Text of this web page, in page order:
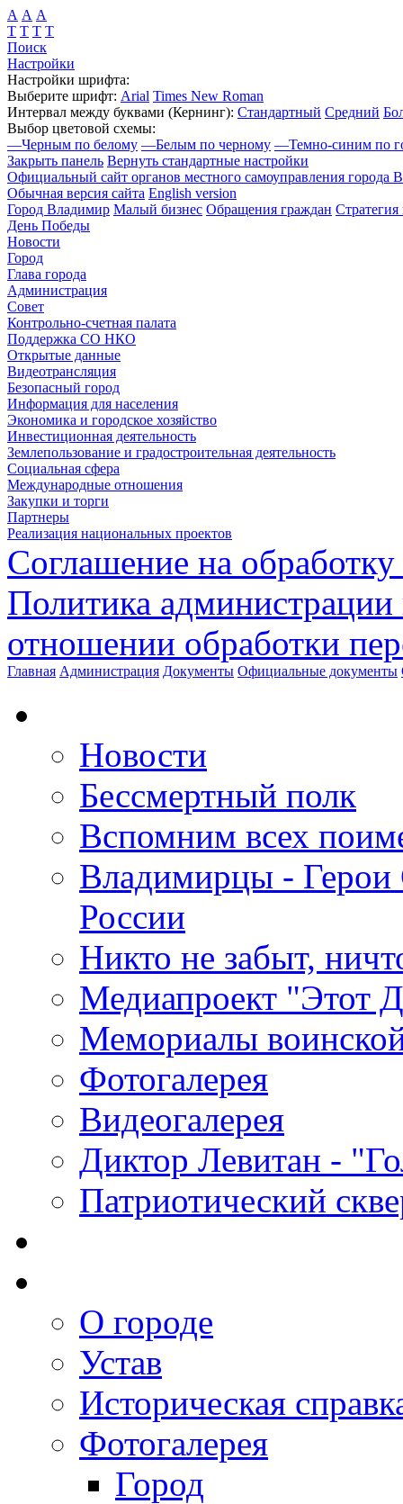
А А А
Т Т Т Т
Поиск
Настройки
Настройки шрифта:
Выберите шрифт: Arial Times New Roman
Интервал между буквами (Кернинг): Стандартный Средний
Выбор цветовой схемы:
—Черным по белому —Белым по черному —Темно-синим по
Закрыть панель Вернуть стандартные настройки
Официальный сайт органов местного самоуправления города
Обычная версия сайта English version
Город Владимир Малый бизнес Обращения граждан Стратегия
День Победы
Новости
Город
Глава города
Администрация
Совет
Контрольно-счетная палата
Поддержка СО НКО
Открытые данные
Видеотрансляция
Безопасный город
Информация для населения
Экономика и городское хозяйство
Инвестиционная деятельность
Землепользование и градостроительная деятельность
Социальная сфера
Международные отношения
Закупки и торги
Партнеры
Реализация национальных проектов
Соглашение на
Политика
отношении обработки
Главная Администрация Документы Официальные документы
Новости
Бессмертный полк
Вспомним всех
Владимирцы - Герои
России
Никто не забыт,
Медиапроект "Этот
Мемориалы
Фотогалерея
Видеогалерея
Диктор Левитан -
Патриотический
О городе
Устав
Историческая
Фотогалерея
Город